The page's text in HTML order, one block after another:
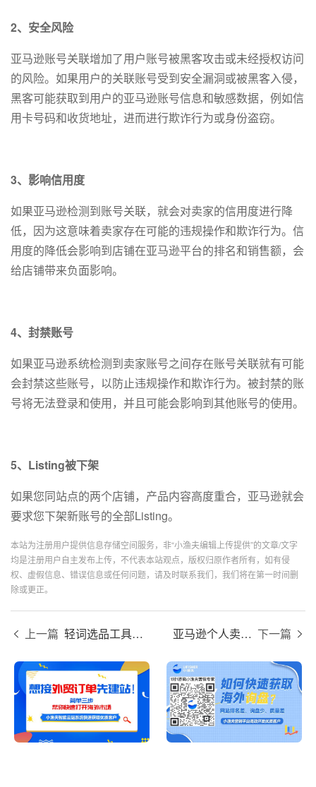
2、安全风险
亚马逊账号关联增加了用户账号被黑客攻击或未经授权访问
的风险。如果用户的关联账号受到安全漏洞或被黑客入侵，
黑客可能获取到用户的亚马逊账号信息和敏感数据，例如信
用卡号码和收货地址，进而进行欺诈行为或身份盗窃。
3、影响信用度
如果亚马逊检测到账号关联，就会对卖家的信用度进行降
低，因为这意味着卖家存在可能的违规操作和欺诈行为。信
用度的降低会影响到店铺在亚马逊平台的排名和销售额，会
给店铺带来负面影响。
4、封禁账号
如果亚马逊系统检测到卖家账号之间存在账号关联就有可能
会封禁这些账号，以防止违规操作和欺诈行为。被封禁的账
号将无法登录和使用，并且可能会影响到其他账号的使用。
5、Listing被下架
如果您同站点的两个店铺，产品内容高度重合，亚马逊就会
要求您下架新账号的全部Listing。
本站为注册用户提供信息存储空间服务，非“小渔夫编辑上传提供”的文章/文字
均是注册用户自主发布上传，不代表本站观点，版权归原作者所有，如有侵
权、虚假信息、错误信息或任何问题，请及时联系我们，我们将在第一时间删
除或更正。
上一篇 轻词选品工具有哪些？ 亚马逊个人卖家和专业卖家区别是什么？ 下一篇